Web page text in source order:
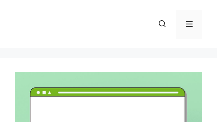
메